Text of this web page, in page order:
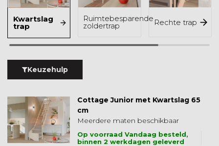
Ruimtebesparende
zoldertrap
Kwartslag
trap Rechte trap
Keuzehulp
Cottage Junior met Kwartslag 65
cm
Meerdere maten beschikbaar
Op voorraad Vandaag besteld,
binnen 2 werkdagen geleverd